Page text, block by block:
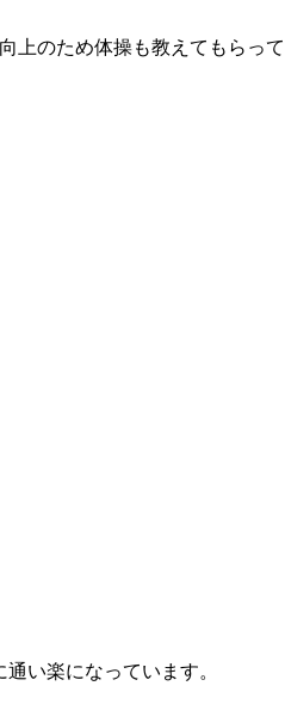
上のため体操も教えてもらっ
い楽になっています。